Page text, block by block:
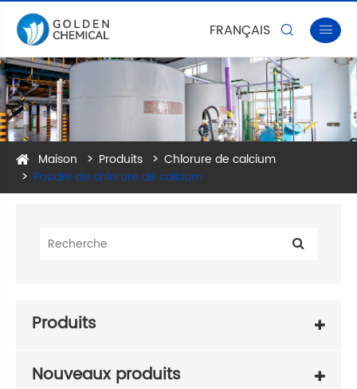
FRANÇAIS  
Maison Produits
Chlorure de calcium
Poudre de chlorure de calcium
Produits
Nouveaux produits